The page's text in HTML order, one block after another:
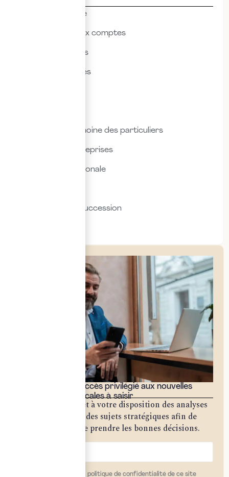
Actualités & veille
Commissariat aux comptes
Droit des affaires
Droit des sociétés
Fiscalité & patrimoine des particuliers
Fiscalité des entreprises
Fiscalité internationale
Transmission & succession
Bénéficiez d'un accès privilégié aux nouvelles
opportunités fiscales à saisir
Notre cabinet met à votre disposition des analyses
approfondies sur des sujets stratégiques afin de
vous permettre de prendre les bonnes décisions.
j'ai lu et j'accepte la politique de confidentialité de ce site